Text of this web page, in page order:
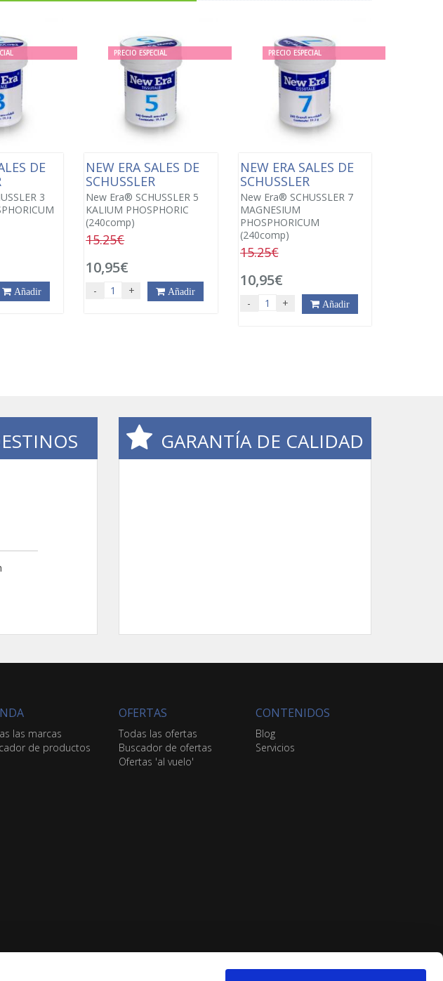
DE
3
Añadir
PRECIO ESPECIAL
NEW ERA SALES DE
SCHUSSLER
New Era® SCHUSSLER 5
KALIUM PHOSPHORIC
(240comp)
15.25€
10,95€
- + Añadir
PRECIO ESPECIAL
NEW ERA SALES DE
SCHUSSLER
New Era® SCHUSSLER 7
MAGNESIUM
PHOSPHORICUM
(240comp)
15.25€
10,95€
- + Añadir
GARANTÍA DE CALIDAD
las marcas
de productos
OFERTAS
Todas las ofertas
Buscador de ofertas
Ofertas 'al vuelo'
CONTENIDOS
Blog
Servicios